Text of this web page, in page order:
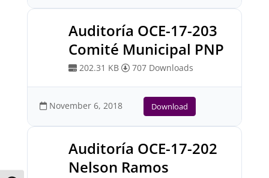
Auditoría OCE-17-203
Comité Municipal PNP
202.31 KB 707 Downloads
November 6, 2018 Download
Auditoría OCE-17-202
Nelson Ramos